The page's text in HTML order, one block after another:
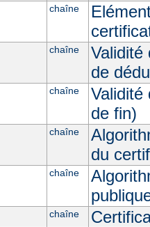
chaîne
chaîne
Validité
de
chaîne
Validité
de fin)
chaîne
du
chaîne
chaîne